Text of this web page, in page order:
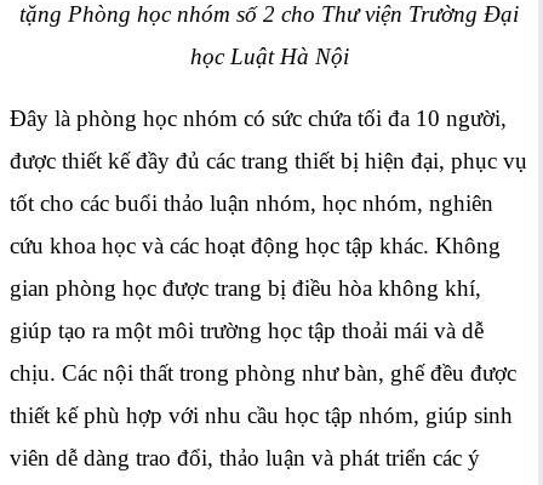
tặng Phòng học nhóm số 2 cho Thư viện Trường Đại
học Luật Hà Nội
Đây là phòng học nhóm có sức chứa tối đa 10 người,
được thiết kế đầy đủ các trang thiết bị hiện đại, phục vụ
tốt cho các buổi thảo luận nhóm, học nhóm, nghiên
cứu khoa học và các hoạt động học tập khác. Không
gian phòng học được trang bị điều hòa không khí,
giúp tạo ra một môi trường học tập thoải mái và dễ
chịu. Các nội thất trong phòng như bàn, ghế đều được
thiết kế phù hợp với nhu cầu học tập nhóm, giúp sinh
viên dễ dàng trao đổi, thảo luận và phát triển các ý